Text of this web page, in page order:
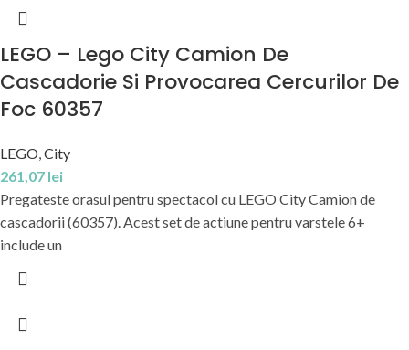
LEGO – Lego City Camion De
Cascadorie Si Provocarea Cercurilor De
Foc 60357
LEGO,City
261,07 lei
Pregateste orasul pentru spectacol cu LEGO City Camion de
cascadorii (60357). Acest set de actiune pentru varstele 6+
include un